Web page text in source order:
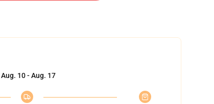
Aug. 10 - Aug. 17